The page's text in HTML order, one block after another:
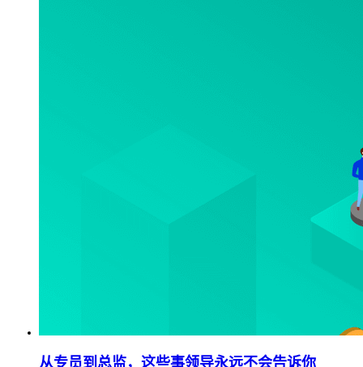
从专员到总监，这些事领导永远不会告诉你